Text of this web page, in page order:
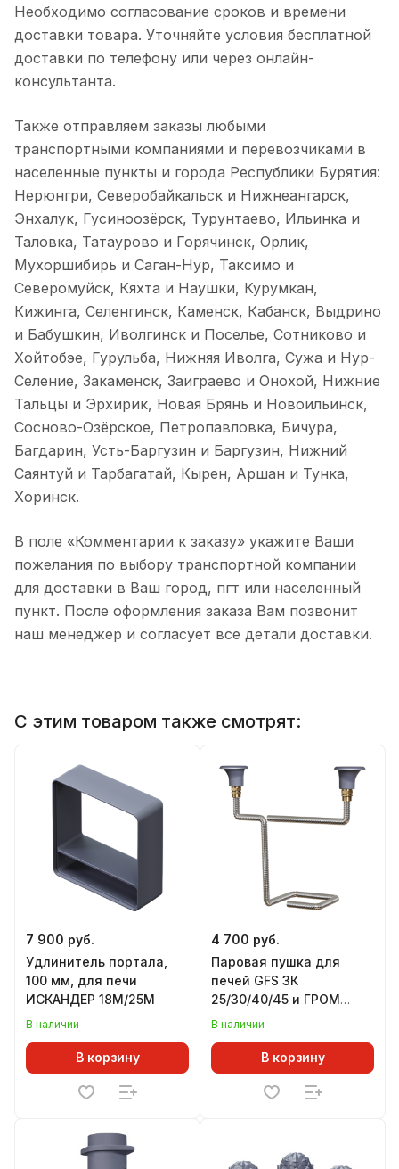
Необходимо согласование сроков и времени
доставки товара. Уточняйте условия бесплатной
доставки по телефону или через онлайн-
консультанта.
Также отправляем заказы любыми
транспортными компаниями и перевозчиками в
населенные пункты и города Республики Бурятия:
Нерюнгри, Северобайкальск и Нижнеангарск,
Энхалук, Гусиноозёрск, Турунтаево, Ильинка и
Таловка, Татаурово и Горячинск, Орлик,
Мухоршибирь и Саган-Нур, Таксимо и
Северомуйск, Кяхта и Наушки, Курумкан,
Кижинга, Селенгинск, Каменск, Кабанск, Выдрино
и Бабушкин, Иволгинск и Поселье, Сотниково и
Хойтобэе, Гурульба, Нижняя Иволга, Сужа и Нур-
Селение, Закаменск, Заиграево и Онохой, Нижние
Тальцы и Эрхирик, Новая Брянь и Новоильинск,
Сосново-Озёрское, Петропавловка, Бичура,
Багдарин, Усть-Баргузин и Баргузин, Нижний
Саянтуй и Тарбагатай, Кырен, Аршан и Тунка,
Хоринск.
В поле «Комментарии к заказу» укажите Ваши
пожелания по выбору транспортной компании
для доставки в Ваш город, пгт или населенный
пункт. После оформления заказа Вам позвонит
наш менеджер и согласует все детали доставки.
С этим товаром также смотрят:
7 900 руб.
Удлинитель портала,
100 мм, для печи
ИСКАНДЕР 18М/25М
В наличии
В корзину
4 700 руб.
Паровая пушка для
печей GFS ЗК
25/30/40/45 и ГРОМ
30/40/50/80, комплект
В наличии
В корзину